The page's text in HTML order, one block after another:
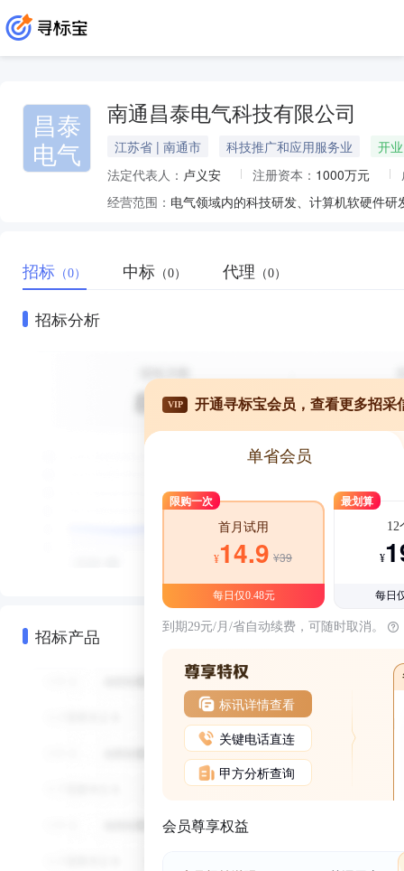
昌泰
电气
南通昌泰电气科技有限公司
江苏省 | 南通市 科技推广和应用服务业
开业
法定代表人： 卢义安 注册资本： 1000万元
经营范围：
招标 （0） 中标 （0） 代理 （0）
招标分析
招标产品
VIP 开通寻标宝会员，查看更多招采
单省会员
限购一次
首月试用
¥14.9 ¥39
每日仅0.48元
最划算
12
¥
每日
到期29元/月/省自动续费，可随时取消。
标讯详情查看
关键电话直连
甲方分析查询
会员尊享权益